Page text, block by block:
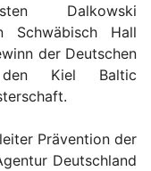
Dalkowski
Schwäbisch Hall
der Deutschen
den Kiel Baltic
Prävention der
Deutschland